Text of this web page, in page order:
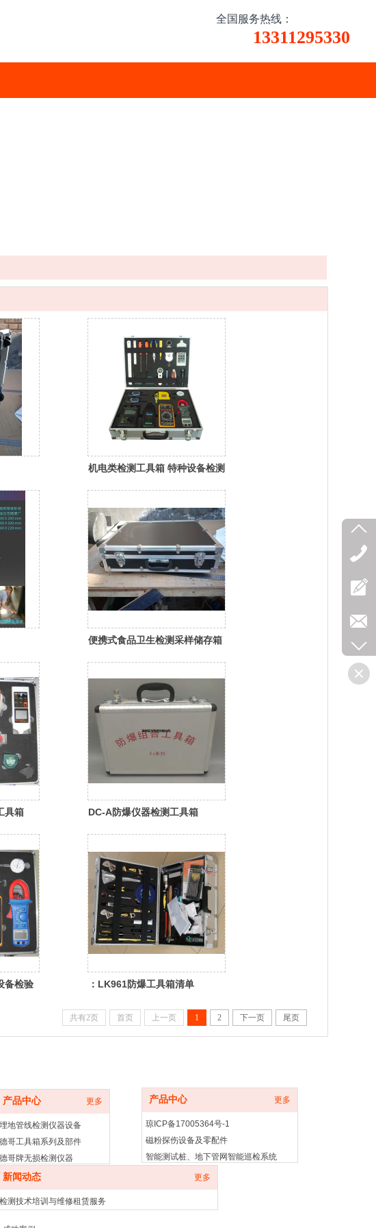
13311295330
全国服务热线：
机电类检测工具箱 特种设备检测
便携式食品卫生检测采样储存箱
具箱
DC-A防爆仪器检测工具箱
备检验
：LK961防爆工具箱清单
共有2页 首页 上一页 1 2 下一页 尾页
产品中心 更多
埋地管线检测仪器设备
德哥工具箱系列及部件
德哥牌无损检测仪器
德哥牌电梯检测仪器设备
防爆起重机车、防爆叉车订制
产品中心 更多
琼ICP备17005364号-1
磁粉探伤设备及零配件
智能测试桩、地下管网智能巡检系统
排水管网智能管理系统
排水管道信息化数据管理系统
新闻动态 更多
检测技术培训与维修租赁服务